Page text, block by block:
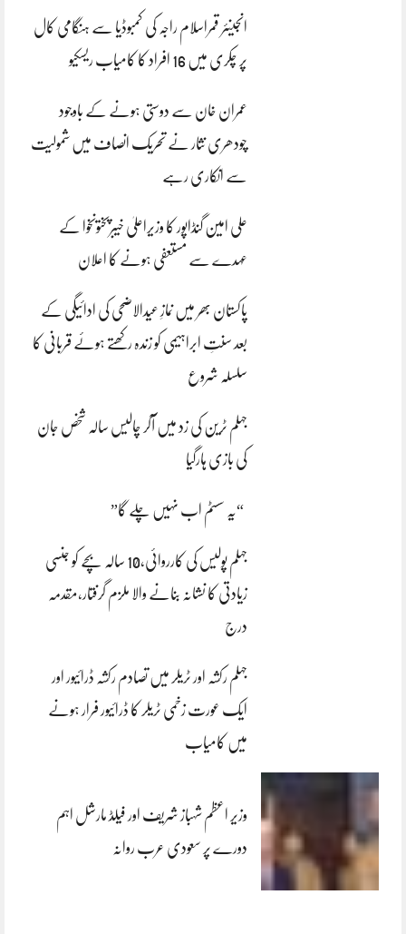
انجینئر قمراسلام راجہ کی کمبوڈیا سے ہنگامی کال
پر چکری میں 16 افراد کا کامیاب ریسکیو
عمران خان سے دوستی ہونے کے باوجود
چودھری نثار نے تحریک انصاف میں شمولیت
سے انکاری رہے
علی امین گنڈاپور کا وزیراعلیٰ خیبرپختونخوا کے
عہدے سے مستعفی ہونے کا اعلان
پاکستان بھر میں نمازِ عیدالاضحی کی ادائیگی کے
بعد سنتِ ابراہیمی کو زندہ رکھتے ہوئے قربانی کا
سلسلہ شروع
جہلم ٹرین کی زد میں آکر چالیس سالہ شخص جان
کی بازی ہارگیا
“یہ سسٹم اب نہیں چلے گا”
جہلم پولیس کی کارروائی،10 سالہ بچے کو جنسی
زیادتی کا نشانہ بنانے والا ملزم گرفتار،مقدمہ
درج
جہلم رکشہ اور ٹریلر میں تصادم رکشہ ڈرائیور اور
ایک عورت زخمی ٹریلر کا ڈرائیور فرار ہونے
میں کامیاب
وزیر اعظم شہباز شریف اور فیلڈ مارشل اہم
دورے پر سعودی عرب روانہ